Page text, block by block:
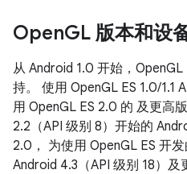
OpenGL 版本和设
从 Android 1.0 开始，OpenGL
持。 使用 OpenGL ES 1.0/1.1
用 OpenGL ES 2.0 的 及更高
2.2（API 级别 8）开始的
2.0， 为使用 OpenGL ES 开
Android 4.3（API 级别 18）及